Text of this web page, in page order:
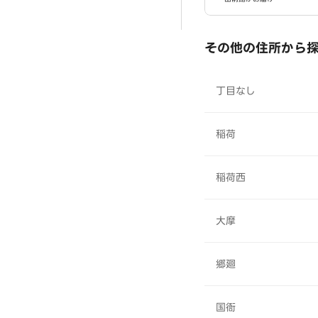
その他の住所から
丁目なし
稲荷
稲荷西
大摩
郷廻
国衙